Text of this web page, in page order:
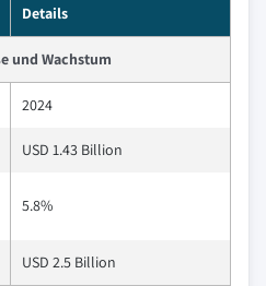
Details
und Wachstum
2024
USD 1.43 Billion
5.8%
USD 2.5 Billion